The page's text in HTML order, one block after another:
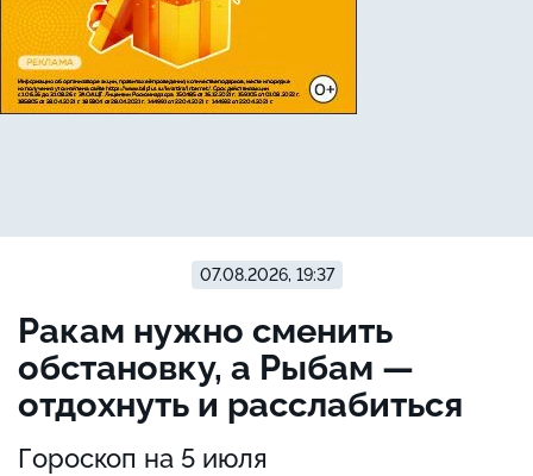
07.08.2026, 19:37
Ракам нужно сменить
обстановку, а Рыбам —
отдохнуть и расслабиться
Гороскоп на 5 июля